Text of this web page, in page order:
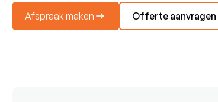
Afspraak maken Offerte aanvragen